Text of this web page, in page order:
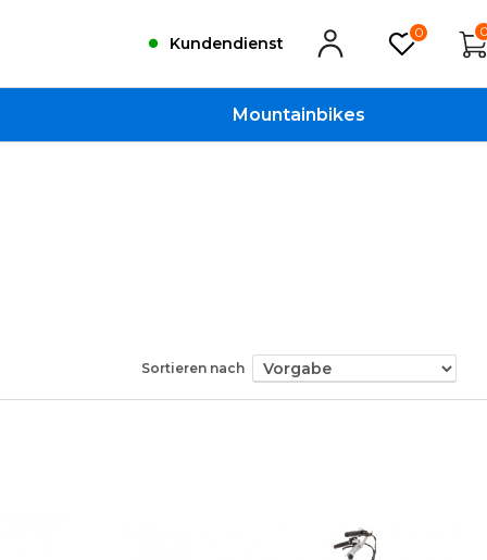
Kundendienst
0
Mountainbikes
Sortieren nach